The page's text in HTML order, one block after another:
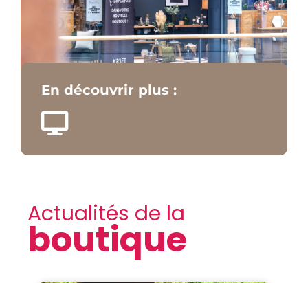
En découvrir plus :
Actualités de la
boutique